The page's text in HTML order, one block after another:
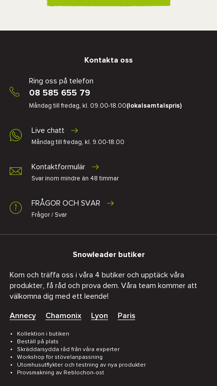
Kontakta oss
Ring oss på telefon
08 585 655 79
Måndag till fredag, kl. 09.00-18.00(lokalsamtalspris)
Live chatt
Måndag till fredag, kl. 9.00-18.00
Kontaktformulär
Svar inom mindre än 48 timmar
FRÅGOR OCH SVAR
Frågor / Svar
Snowleader butiker
Kom och träffa oss i våra 4 butiker och upptäck våra
produkter, få råd och prova dem. Våra team kommer att
välkomna dig med ett leende!
Annecy Chamonix Lyon Paris
Kollektion i butiken
Beställ på plats
Skräddarsydda råd från våra experter
Workshop för stövelanpassning
Utomhusutflykter och testning av nya produkter
Provsmakning av Reblochon-ost